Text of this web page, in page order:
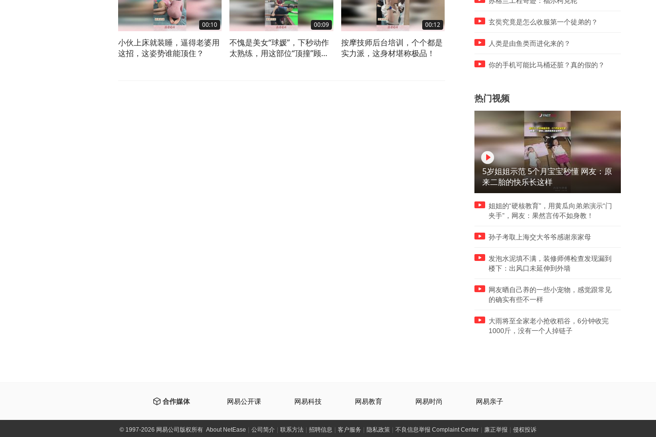
00:10
小伙上床就装睡，逼得老婆用
这招，这姿势谁能顶住？
00:09
不愧是美女“球媛”，下秒动作
太熟练，用这部位“顶撞”顾
00:12
按摩技师后台培训，个个都是
实力派，这身材堪称极品！
00:11
女生择偶标准，这两个必须要
小伙刚交的女朋友，颜值身
了！
玄奘究竟是怎么收服第一个徒弟的？
人类是由鱼类而进化来的？
你的手机可能比马桶还脏？真的假的？
热门视频
5岁姐姐示范 5个月宝宝秒懂 网友：原
来二胎的快乐长这样
姐姐的“硬核教育”，用黄瓜向弟弟演示“门
夹手”，网友：果然言传不如身教！
孙子考取上海交大爷爷感谢亲家母
发泡水泥填不满，装修师傅检查发现漏到
楼下：出风口未延伸到外墙
网友晒自己养的一些小宠物，感觉跟常见
的确实有些不一样
大雨将至全家老小抢收稻谷，6分钟收完
1000斤，没有一个人掉链子
合作媒体 网易公开课 网易科技 网易教育 网易时尚 网易亲子
©1997-2026 网易公司版权所有 About NetEase 公司简介 联系方法 招聘信息 客户服务 隐私政策 不良信息举报 Complaint Center 廉正举报 侵权投诉